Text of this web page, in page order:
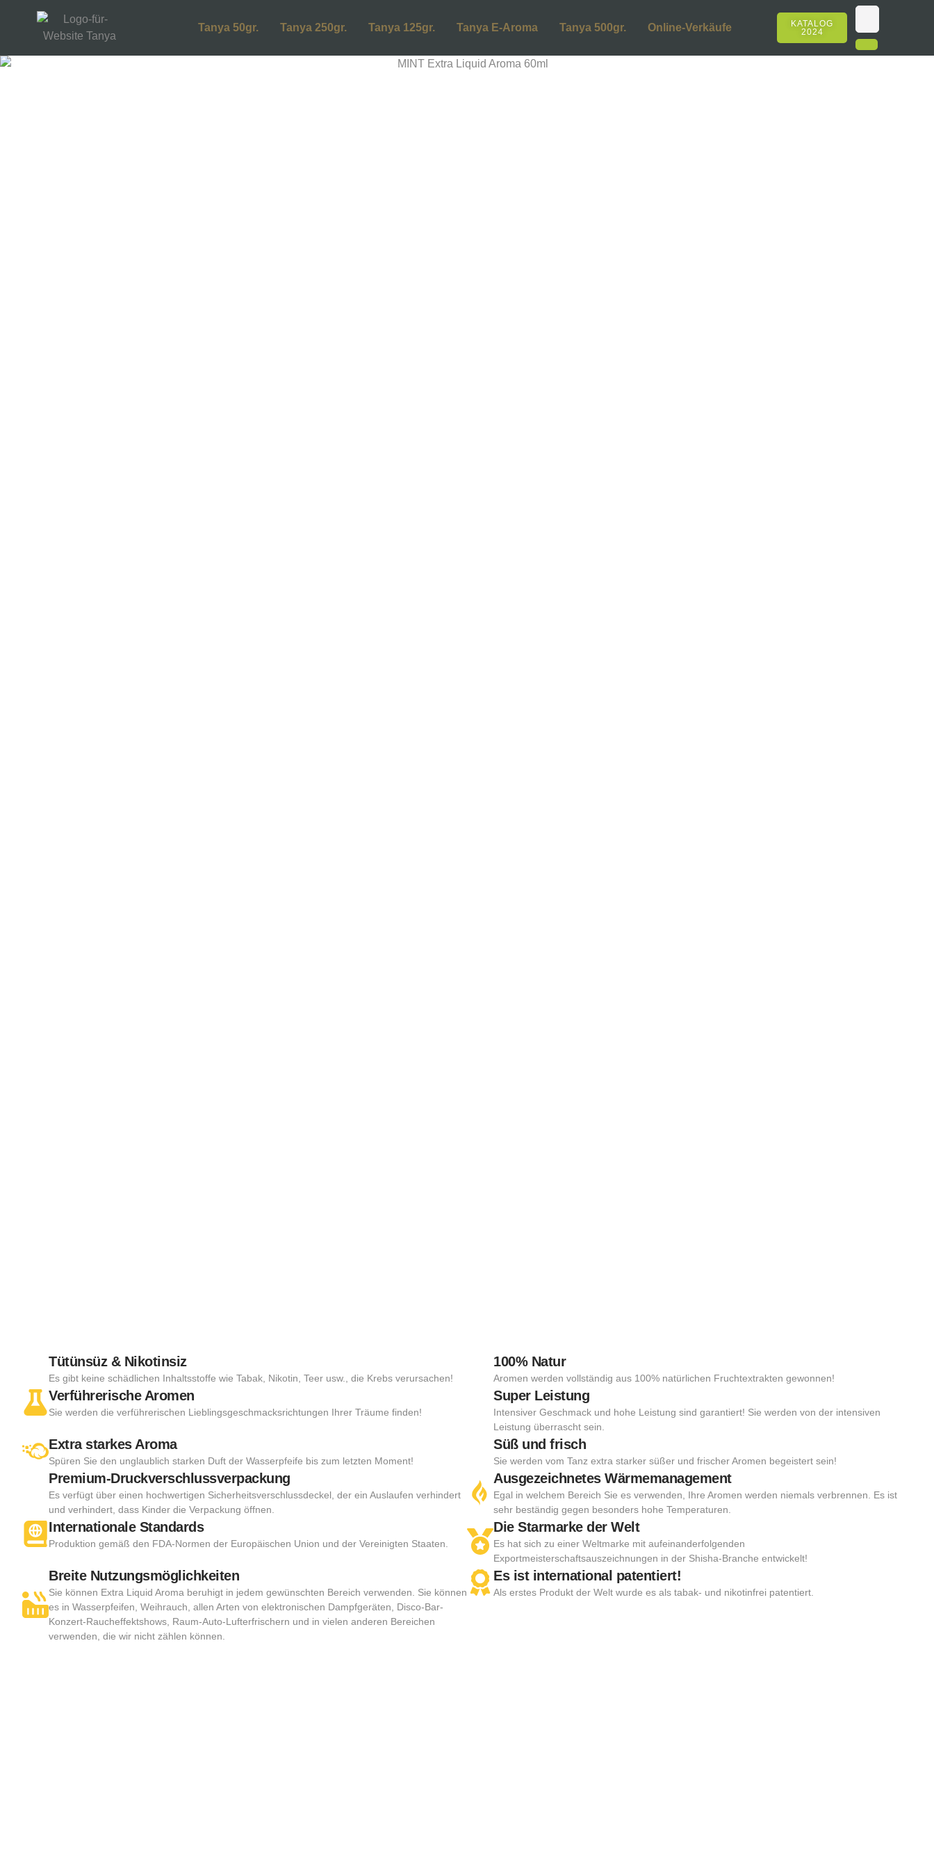
Tanya 50gr. Tanya 250gr. Tanya 125gr. Tanya E-Aroma Tanya 500gr. Online-Verkäufe
KATALOG
2024
Tütünsüz & Nikotinsiz
Es gibt keine schädlichen Inhaltsstoffe wie Tabak, Nikotin, Teer usw., die Krebs verursachen!
100% Natur
Aromen werden vollständig aus 100% natürlichen Fruchtextrakten gewonnen!
Verführerische Aromen
Sie werden die verführerischen Lieblingsgeschmacksrichtungen Ihrer Träume finden!
Super Leistung
Intensiver Geschmack und hohe Leistung sind garantiert! Sie werden von der intensiven
Leistung überrascht sein.
Extra starkes Aroma
Spüren Sie den unglaublich starken Duft der Wasserpfeife bis zum letzten Moment!
Süß und frisch
Sie werden vom Tanz extra starker süßer und frischer Aromen begeistert sein!
Premium-Druckverschlussverpackung
Es verfügt über einen hochwertigen Sicherheitsverschlussdeckel, der ein Auslaufen verhindert
und verhindert, dass Kinder die Verpackung öffnen.
Ausgezeichnetes Wärmemanagement
Egal in welchem Bereich Sie es verwenden, Ihre Aromen werden niemals verbrennen. Es ist
sehr beständig gegen besonders hohe Temperaturen.
Internationale Standards
Produktion gemäß den FDA-Normen der Europäischen Union und der Vereinigten Staaten.
Die Starmarke der Welt
Es hat sich zu einer Weltmarke mit aufeinanderfolgenden
Exportmeisterschaftsauszeichnungen in der Shisha-Branche entwickelt!
Breite Nutzungsmöglichkeiten
Sie können Extra Liquid Aroma beruhigt in jedem gewünschten Bereich verwenden. Sie können
es in Wasserpfeifen, Weihrauch, allen Arten von elektronischen Dampfgeräten, Disco-Bar-
Konzert-Raucheffektshows, Raum-Auto-Lufterfrischern und in vielen anderen Bereichen
verwenden, die wir nicht zählen können.
Es ist international patentiert!
Als erstes Produkt der Welt wurde es als tabak- und nikotinfrei patentiert.